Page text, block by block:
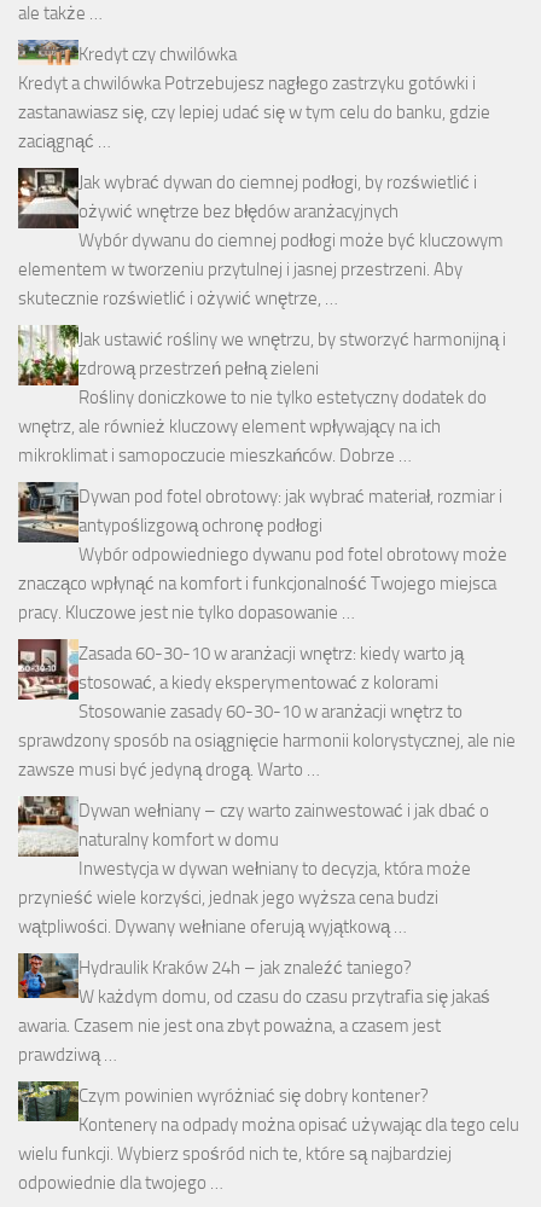
ale także …
Kredyt czy chwilówka
Kredyt a chwilówka Potrzebujesz nagłego zastrzyku gotówki i
zastanawiasz się, czy lepiej udać się w tym celu do banku, gdzie
zaciągnąć …
Jak wybrać dywan do ciemnej podłogi, by rozświetlić i
ożywić wnętrze bez błędów aranżacyjnych
Wybór dywanu do ciemnej podłogi może być kluczowym
elementem w tworzeniu przytulnej i jasnej przestrzeni. Aby
skutecznie rozświetlić i ożywić wnętrze, …
Jak ustawić rośliny we wnętrzu, by stworzyć harmonijną i
zdrową przestrzeń pełną zieleni
Rośliny doniczkowe to nie tylko estetyczny dodatek do
wnętrz, ale również kluczowy element wpływający na ich
mikroklimat i samopoczucie mieszkańców. Dobrze …
Dywan pod fotel obrotowy: jak wybrać materiał, rozmiar i
antypoślizgową ochronę podłogi
Wybór odpowiedniego dywanu pod fotel obrotowy może
znacząco wpłynąć na komfort i funkcjonalność Twojego miejsca
pracy. Kluczowe jest nie tylko dopasowanie …
Zasada 60-30-10 w aranżacji wnętrz: kiedy warto ją
stosować, a kiedy eksperymentować z kolorami
Stosowanie zasady 60-30-10 w aranżacji wnętrz to
sprawdzony sposób na osiągnięcie harmonii kolorystycznej, ale nie
zawsze musi być jedyną drogą. Warto …
Dywan wełniany – czy warto zainwestować i jak dbać o
naturalny komfort w domu
Inwestycja w dywan wełniany to decyzja, która może
przynieść wiele korzyści, jednak jego wyższa cena budzi
wątpliwości. Dywany wełniane oferują wyjątkową …
Hydraulik Kraków 24h – jak znaleźć taniego?
W każdym domu, od czasu do czasu przytrafia się jakaś
awaria. Czasem nie jest ona zbyt poważna, a czasem jest
prawdziwą …
Czym powinien wyróżniać się dobry kontener?
Kontenery na odpady można opisać używając dla tego celu
wielu funkcji. Wybierz spośród nich te, które są najbardziej
odpowiednie dla twojego …